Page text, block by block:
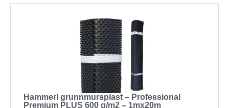
Hammerl grunnmursplast – Professional
Premium PLUS 600 g/m2 – 1mx20m